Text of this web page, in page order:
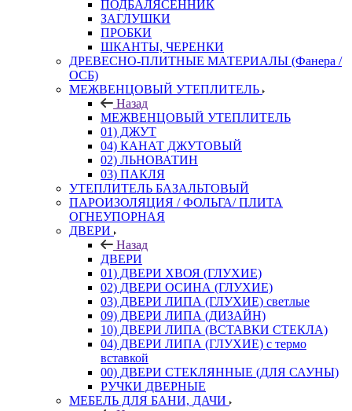
ПОДБАЛЯСЕННИК
ЗАГЛУШКИ
ПРОБКИ
ШКАНТЫ, ЧЕРЕНКИ
ДРЕВЕСНО-ПЛИТНЫЕ МАТЕРИАЛЫ (Фанера /
ОСБ)
МЕЖВЕНЦОВЫЙ УТЕПЛИТЕЛЬ
Назад
МЕЖВЕНЦОВЫЙ УТЕПЛИТЕЛЬ
01) ДЖУТ
04) КАНАТ ДЖУТОВЫЙ
02) ЛЬНОВАТИН
03) ПАКЛЯ
УТЕПЛИТЕЛЬ БАЗАЛЬТОВЫЙ
ПАРОИЗОЛЯЦИЯ / ФОЛЬГА/ ПЛИТА
ОГНЕУПОРНАЯ
ДВЕРИ
Назад
ДВЕРИ
01) ДВЕРИ ХВОЯ (ГЛУХИЕ)
02) ДВЕРИ ОСИНА (ГЛУХИЕ)
03) ДВЕРИ ЛИПА (ГЛУХИЕ) светлые
09) ДВЕРИ ЛИПА (ДИЗАЙН)
10) ДВЕРИ ЛИПА (ВСТАВКИ СТЕКЛА)
04) ДВЕРИ ЛИПА (ГЛУХИЕ) с термо
вставкой
00) ДВЕРИ СТЕКЛЯННЫЕ (ДЛЯ САУНЫ)
РУЧКИ ДВЕРНЫЕ
МЕБЕЛЬ ДЛЯ БАНИ, ДАЧИ